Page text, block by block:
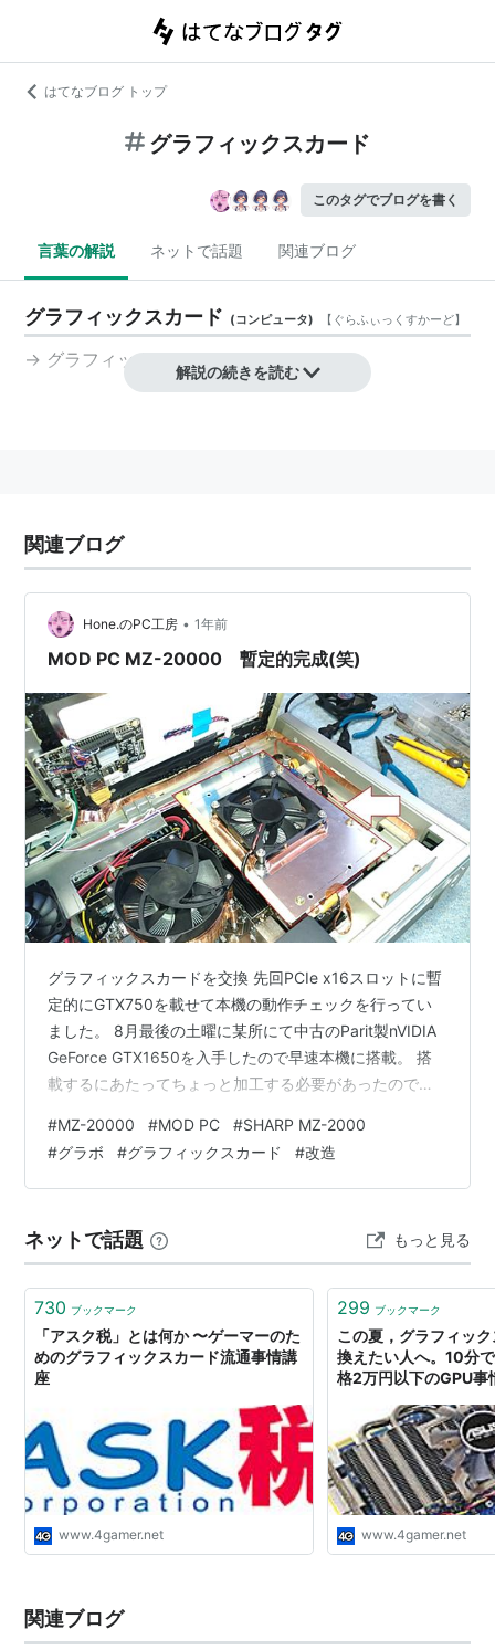
はてなブログ トップ
グラフィックスカード
このタグでブログを書く
言葉の解説 ネットで話題 関連ブログ
グラフィックスカード (コンピュータ) 【 ぐらふぃっくすかーど】
→ グラフィックカード
解説の続きを読む
関連ブログ
Hone.のPC工房 • 1年前
MOD PC MZ-20000 暫定的完成(笑)
グラフィックスカードを交換 先回PCIe x16スロットに暫
定的にGTX750を載せて本機の動作チェックを行ってい
ました。 8月最後の土曜に某所にて中古のParit製nVIDIA
GeForce GTX1650を入手したので早速本機に搭載。 搭
載するにあたってちょっと加工する必要があったのでカ
Windows11を同社の情報収集用マルウェア同然にしてし
まった事に対する１つの答えとして、Windows10の比較
的初期のバージョンを使用し情報収集の機能を削除、使
ョンを使用します。…
#MZ-20000 #MOD PC #SHARP MZ-2000
#グラボ #グラフィックスカード #改造
ネットで話題 もっと見る
730 ブックマーク
「アスク税」とは何か 〜ゲーマーのた
めのグラフィックスカード流通事情講
座
www.4gamer.net
299 ブックマーク
この夏，グラフィッ
換えたい人へ。10分
格2万円以下のGPU事
www.4gamer.net
関連ブログ